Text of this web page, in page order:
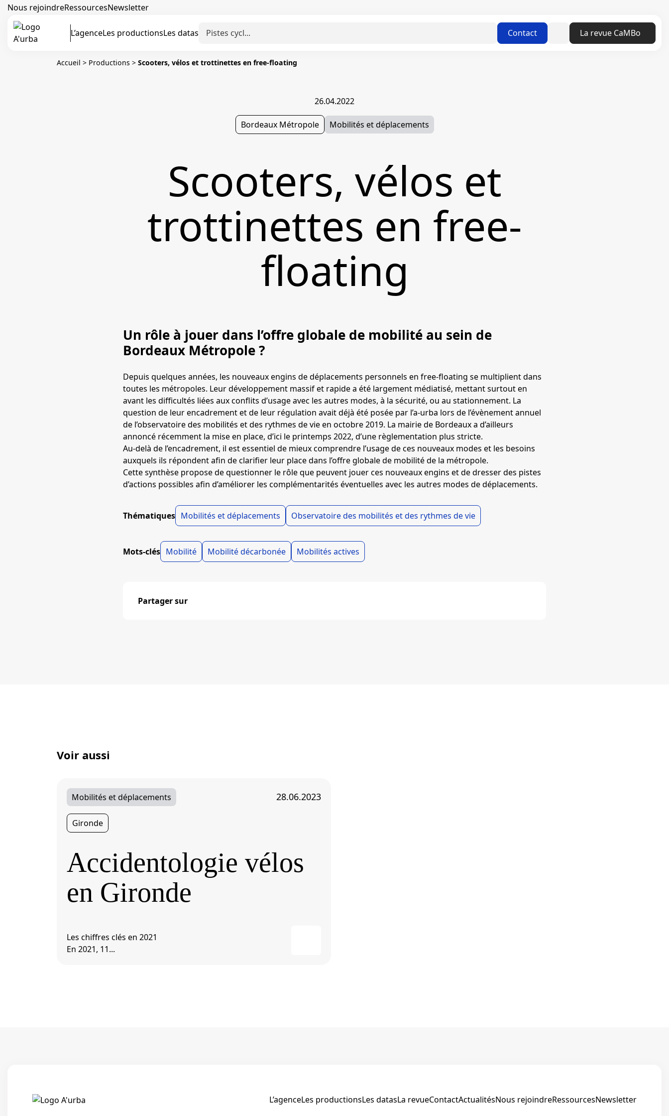
Nous rejoindreRessourcesNewsletter
L’agenceLes productionsLes datas Contact LinkedinLa revue CaMBo
Accueil > Productions > Scooters, vélos et trottinettes en free-floating
26.04.2022
Bordeaux Métropole Mobilités et déplacements
Scooters, vélos et
trottinettes en free-
floating
Un rôle à jouer dans l’offre globale de mobilité au sein de
Bordeaux Métropole ?
Depuis quelques années, les nouveaux engins de déplacements personnels en free-floating se multiplient dans
toutes les métropoles. Leur développement massif et rapide a été largement médiatisé, mettant surtout en
avant les difficultés liées aux conflits d’usage avec les autres modes, à la sécurité, ou au stationnement. La
question de leur encadrement et de leur régulation avait déjà été posée par l’a-urba lors de l’évènement annuel
de l’observatoire des mobilités et des rythmes de vie en octobre 2019. La mairie de Bordeaux a d’ailleurs
annoncé récemment la mise en place, d’ici le printemps 2022, d’une règlementation plus stricte.
Au-delà de l’encadrement, il est essentiel de mieux comprendre l’usage de ces nouveaux modes et les besoins
auxquels ils répondent afin de clarifier leur place dans l’offre globale de mobilité de la métropole.
Cette synthèse propose de questionner le rôle que peuvent jouer ces nouveaux engins et de dresser des pistes
d’actions possibles afin d’améliorer les complémentarités éventuelles avec les autres modes de déplacements.
Thématiques Mobilités et déplacements Observatoire des mobilités et des rythmes de vie
Mots-clés Mobilité Mobilité décarbonée Mobilités actives
Partager sur
Voir aussi
Mobilités et déplacements 28.06.2023
Gironde
Accidentologie vélos
en Gironde
Les chiffres clés en 2021
En 2021, 11...
L’agenceLes productionsLes datasLa revueContactActualitésNous rejoindreRessourcesNewsletter